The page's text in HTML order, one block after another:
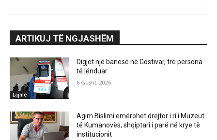
ARTIKUJ TË NGJASHËM
Lajme
Digjet një banesë në Gostivar, tre persona
të lënduar
6 Gusht, 2026
Agim Bislimi emërohet drejtor i ri i Muzeut
të Kumanovës, shqiptari i parë në krye të
institucionit